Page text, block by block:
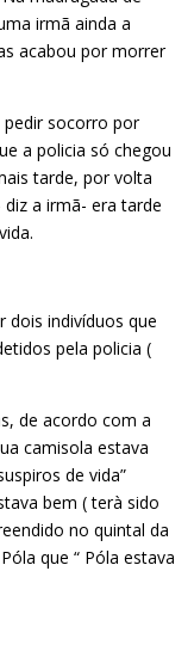
irmã ainda a
acabou por morrer
pedir socorro por
a policia só chegou
tarde, por volta
a irmã- era tarde
dois indivíduos que
pela policia (
de acordo com a
camisola estava
de vida”
bem ( terà sido
no quintal da
que “ Póla estava